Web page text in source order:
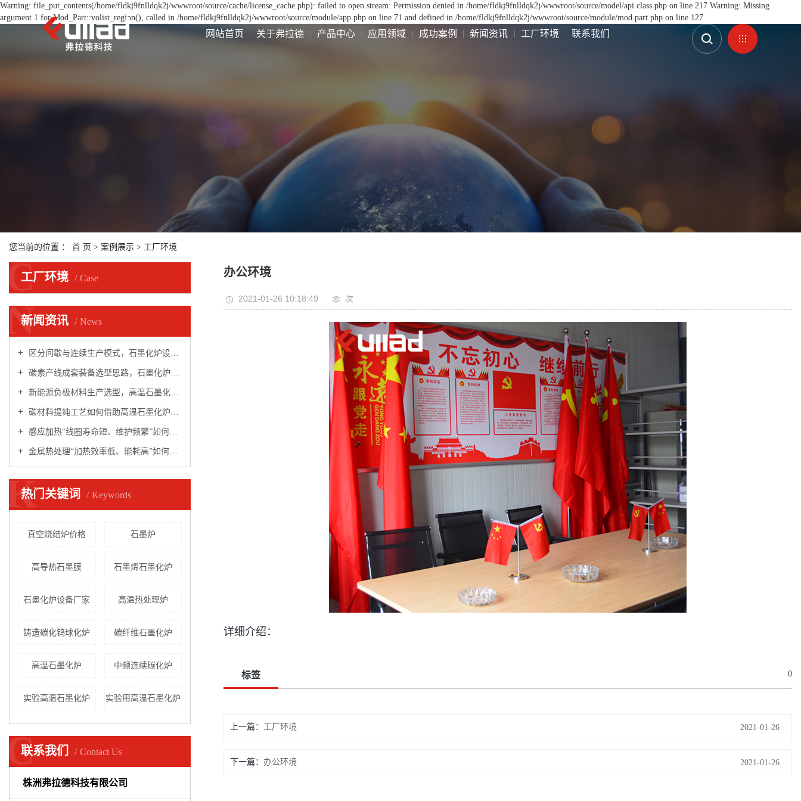
Warning: file_put_contents(/home/fldkj9fnlldqk2j/wwwroot/source/cache/license_cache.php): failed to open stream: Permission denied in /home/fldkj9fnlldqk2j/wwwroot/source/model/api.class.php on line 217 Warning: Missing
argument 1 for Mod_Part::volist_region(), called in /home/fldkj9fnlldqk2j/wwwroot/source/module/app.php on line 71 and defined in /home/fldkj9fnlldqk2j/wwwroot/source/module/mod.part.php on line 127
网站首页 关于弗拉德 产品中心 应用领域 成功案例 新闻资讯 工厂环境 联系我们
您当前的位置 ： 首 页 > 案例展示 > 工厂环境
工厂环境 Case
C
新闻资讯 News
N
区分间歇与连续生产模式，石墨化炉设备采购避开选型常见误区
碳素产线成套装备选型思路，石墨化炉设备兼顾工艺适配与长期稳定运行
新能源负极材料生产选型，高温石墨化炉怎样适配多样化热处理工艺需求
碳材料提纯工艺如何借助高温石墨化炉稳定把控成品纯度与批次一致性
感应加热“线圈寿命短、维护频繁”如何破解？
金属热处理“加热效率低、能耗高”如何破解？
热门关键词 Keywords
K
真空烧结炉价格 ​石墨炉
高导热石墨膜 石墨烯石墨化炉
石墨化炉设备厂家 高温热处理炉
铸造碳化钨球化炉 碳纤维石墨化炉
高温石墨化炉 中频连续碳化炉
实验高温石墨化炉 实验用高温石墨化炉
联系我们 Contact Us
C
株洲弗拉德科技有限公司
办公环境
2021-01-26 10:18:49 次
详细介绍：
标签 0
上一篇： 工厂环境 2021-01-26
下一篇： 办公环境 2021-01-26